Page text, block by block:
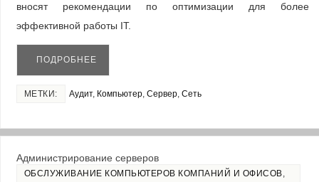
вносят рекомендации по оптимизации для более
эффективной работы ІТ.
ПОДРОБНЕЕ
МЕТКИ: Аудит, Компьютер, Сервер, Сеть
Администрирование серверов
ОБСЛУЖИВАНИЕ КОМПЬЮТЕРОВ КОМПАНИЙ И ОФИСОВ,